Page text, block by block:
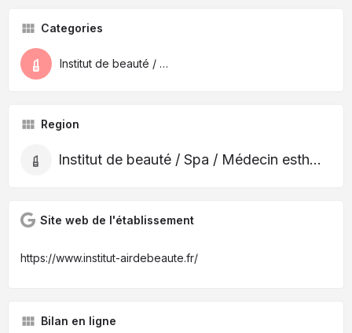
Categories
Institut de beauté / Spa / Médecin esthétique
Region
Institut de beauté / Spa / Médecin esthétique
Site web de l'établissement
https://www.institut-airdebeaute.fr/
Bilan en ligne